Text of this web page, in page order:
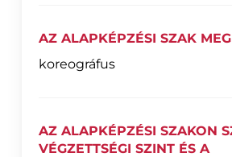
AZ ALAPKÉPZÉSI SZAK
koreográfus
AZ ALAPKÉPZÉSI SZAKON
VÉGZETTSÉGI SZINT ÉS A